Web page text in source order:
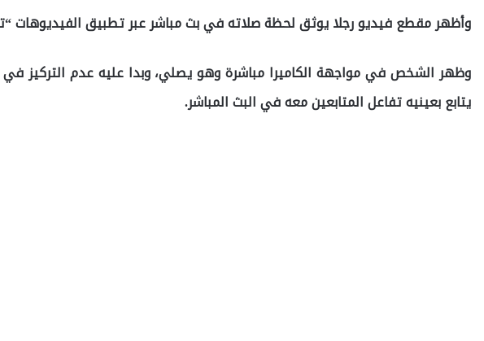
وأظهر مقطع فيديو رجلا يوثق لحظة صلاته في بث مباشر عبر تطبيق الفيديوهات
وظهر الشخص في مواجهة الكاميرا مباشرة وهو يصلي، وبدا عليه عدم التركيز في
يتابع بعينيه تفاعل المتابعين معه في البث المباشر.